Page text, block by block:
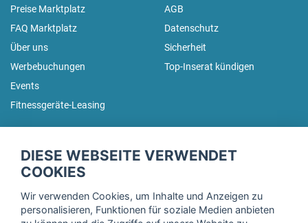
Preise Marktplatz
FAQ Marktplatz
Über uns
Werbebuchungen
Events
Fitnessgeräte-Leasing
AGB
Datenschutz
Sicherheit
Top-Inserat kündigen
Trage dich hier für unseren Newsletter ein und erhalte regelmäßig
DIESE WEBSEITE VERWENDET
COOKIES
Wir verwenden Cookies, um Inhalte und Anzeigen zu
personalisieren, Funktionen für soziale Medien anbieten